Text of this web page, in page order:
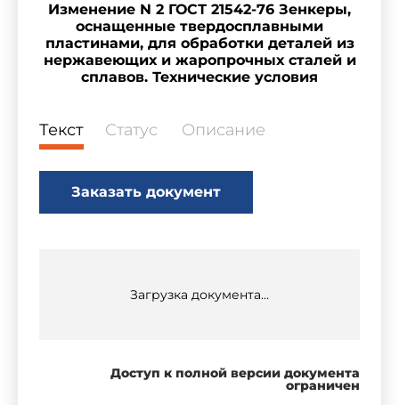
Изменение N 2 ГОСТ 21542-76 Зенкеры,
оснащенные твердосплавными
пластинами, для обработки деталей из
нержавеющих и жаропрочных сталей и
сплавов. Технические условия
Текст Статус Описание
Заказать документ
Загрузка документа...
Доступ к полной версии документа
ограничен